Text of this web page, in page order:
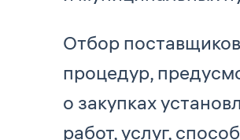
Отбор
процедур,
о закупках
работ, услуг,